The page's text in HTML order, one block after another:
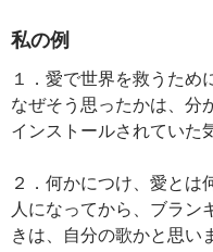
私の例
１．愛で世界を救うため
なぜそう思ったかは、分
インストールされていた
２．何かにつけ、愛とは
人になってから、ブラン
きは、自分の歌かと思い